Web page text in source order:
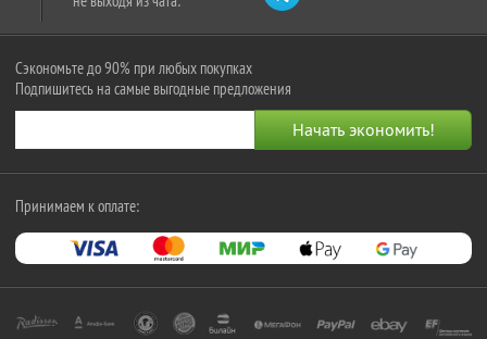
Сэкономьте до 90% при любых покупках
Подпишитесь на самые выгодные предложения
Принимаем к оплате: